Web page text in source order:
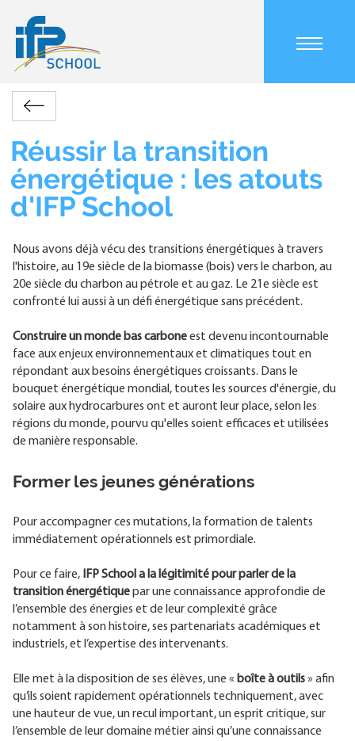
Main
navigation
mobile
Fil
d'Ariane
Retour
School
?
transition
énergétique
:
les
atouts
School
Réussir la transition
énergétique : les atouts
d'IFP School
Nous avons déjà vécu des transitions énergétiques à travers
l'histoire, au 19e siècle de la biomasse (bois) vers le charbon, au
20e siècle du charbon au pétrole et au gaz. Le 21e siècle est
confronté lui aussi à un défi énergétique sans précédent.
Construire un monde bas carboneest devenu incontournable
face aux enjeux environnementaux et climatiques tout en
répondant aux besoins énergétiques croissants. Dans le
bouquet énergétique mondial, toutes les sources d'énergie, du
solaire aux hydrocarbures ont et auront leur place, selon les
régions du monde, pourvu qu'elles soient efficaces et utilisées
de manière responsable.
Former les jeunes générations
Pour accompagner ces mutations, la formation de talents
immédiatement opérationnels est primordiale.
Pour ce faire,
IFP School a la légitimité pour parler de la
transition énergétiquepar une connaissance approfondie de
l’ensemble des énergies et de leur complexité grâce
notamment à son histoire, ses partenariats académiques et
industriels, et l’expertise des intervenants.
Elle met à la disposition de ses élèves, une « boîte à outils» afin
qu’ils soient rapidement opérationnels techniquement, avec
une hauteur de vue, un recul important, un esprit critique, sur
l’ensemble de leur domaine métier ainsi qu’une connaissance